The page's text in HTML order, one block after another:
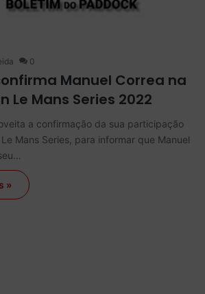
0
Manuel Correa na
Le Mans Series 2022
a confirmação da sua participação
Mans Series, para informar que Manuel
»